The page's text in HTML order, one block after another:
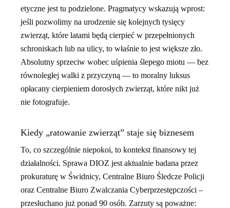
etyczne jest tu podzielone. Pragmatycy wskazują wprost:
jeśli pozwolimy na urodzenie się kolejnych tysięcy
zwierząt, które latami będą cierpieć w przepełnionych
schroniskach lub na ulicy, to właśnie to jest większe zło.
Absolutny sprzeciw wobec uśpienia ślepego miotu — bez
równoległej walki z przyczyną — to moralny luksus
opłacany cierpieniem dorosłych zwierząt, które nikt już
nie fotografuje.
Kiedy „ratowanie zwierząt” staje się biznesem
To, co szczególnie niepokoi, to kontekst finansowy tej
działalności. Sprawa DIOZ jest aktualnie badana przez
prokuraturę w Świdnicy, Centralne Biuro Śledcze Policji
oraz Centralne Biuro Zwalczania Cyberprzestępczości –
przesłuchano już ponad 90 osób. Zarzuty są poważne: